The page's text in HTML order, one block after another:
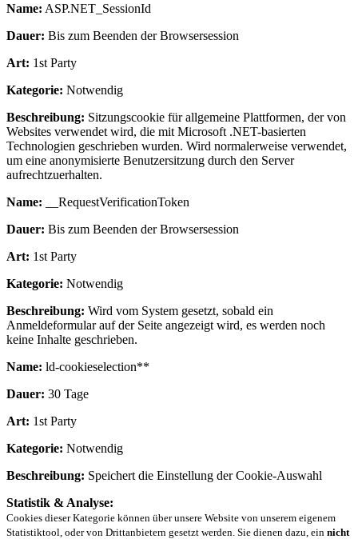
Name: ASP.NET_SessionId
Dauer: Bis zum Beenden der Browsersession
Art: 1st Party
Kategorie: Notwendig
Beschreibung: Sitzungscookie für allgemeine Plattformen, der von
Websites verwendet wird, die mit Microsoft .NET-basierten
Technologien geschrieben wurden. Wird normalerweise verwendet,
um eine anonymisierte Benutzersitzung durch den Server
aufrechtzuerhalten.
Name: __RequestVerificationToken
Dauer: Bis zum Beenden der Browsersession
Art: 1st Party
Kategorie: Notwendig
Beschreibung: Wird vom System gesetzt, sobald ein
Anmeldeformular auf der Seite angezeigt wird, es werden noch
keine Inhalte geschrieben.
Name: ld-cookieselection**
Dauer: 30 Tage
Art: 1st Party
Kategorie: Notwendig
Beschreibung: Speichert die Einstellung der Cookie-Auswahl
Statistik & Analyse:
Cookies dieser Kategorie können über unsere Website von unserem eigenem
Statistiktool, oder von Drittanbietern gesetzt werden. Sie dienen dazu, ein nicht